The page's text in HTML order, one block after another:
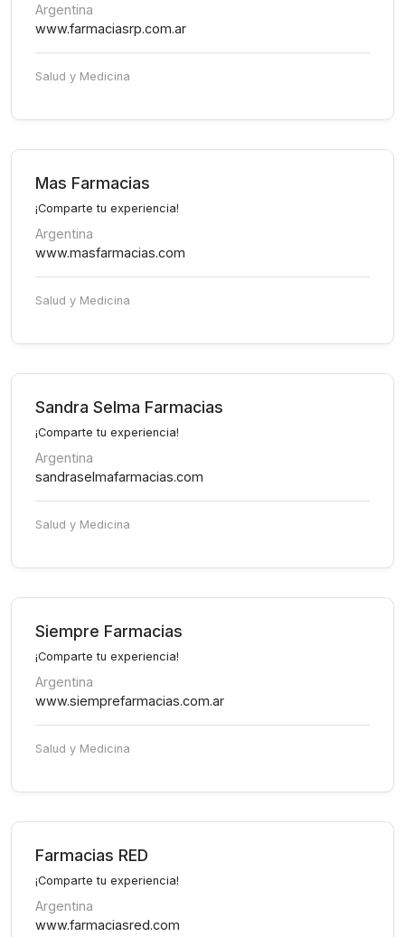
Argentina
www.farmaciasrp.com.ar
Salud y Medicina
Mas Farmacias
¡Comparte tu experiencia!
Argentina
www.masfarmacias.com
Salud y Medicina
Sandra Selma Farmacias
¡Comparte tu experiencia!
Argentina
sandraselmafarmacias.com
Salud y Medicina
Siempre Farmacias
¡Comparte tu experiencia!
Argentina
www.siemprefarmacias.com.ar
Salud y Medicina
Farmacias RED
¡Comparte tu experiencia!
Argentina
www.farmaciasred.com